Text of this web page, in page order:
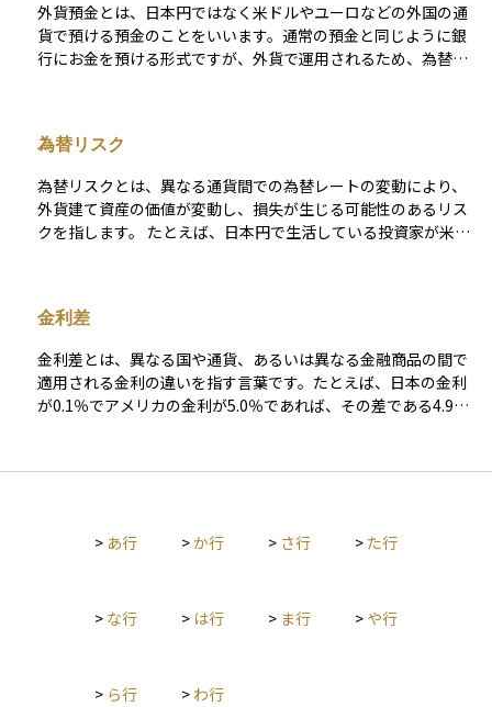
外貨預金とは、日本円ではなく米ドルやユーロなどの外国の通
貨で預ける預金のことをいいます。通常の預金と同じように銀
行にお金を預ける形式ですが、外貨で運用されるため、為替レ
た、外貨預金は日本の預金保険制度の対象外であり、元本保証
がない点にも注意が必要です。利率が高めに設定されているこ
とが多く、円預金よりも高い利回りを狙える反面、為替リスク
という特有のリスクを伴うため、初心者の方には慎重な検討が
求められる商品です。
為替リスク
為替リスクとは、異なる通貨間での為替レートの変動により、
外貨建て資産の価値が変動し、損失が生じる可能性のあるリス
クを指します。 たとえば、日本円で生活している投資家が米ド
値が目減りしてしまうことがあります。反対に、円安が進め
ば、為替差益によって収益が増える場合もあります。 為替リス
クは、外国株式、外貨建て債券、海外不動産、グローバルファ
ンドなど、外貨に関わるすべての資産に存在する基本的なリス
クです。 対策としては、為替ヘッジ付きの商品を選ぶ、複数の
金利差
金利差とは、異なる国や通貨、あるいは異なる金融商品の間で
適用される金利の違いを指す言葉です。たとえば、日本の金利
が0.1％でアメリカの金利が5.0％であれば、その差である4.9％
ればより多くの利息が得られるため、資金がその国に集まりや
は、外貨建て預金や外国債券などの運用で金利差が収益に直結
> あ行 >か行 > さ行 > た行
> な行 > は行 > ま行 > や行
> ら行 > わ行